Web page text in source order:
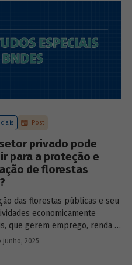
Post
privado pode
para a proteção e
de florestas
das florestas públicas e seu
economicamente
que gerem emprego, renda e
para a população que
junho, 2025